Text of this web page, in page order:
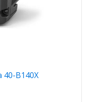
40-B140X